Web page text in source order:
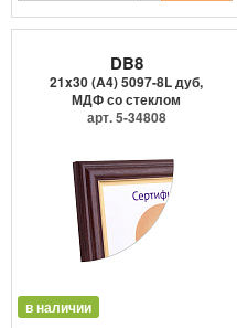
DB8
21x30 (A4) 5097-8L дуб,
МДФ со стеклом
арт. 5-34808
в наличии